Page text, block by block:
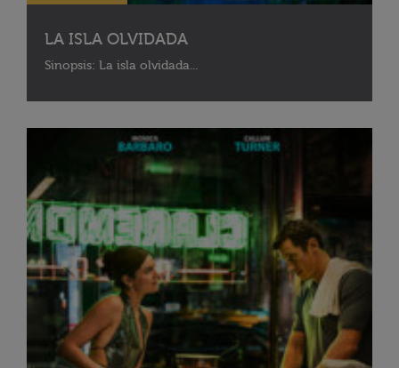
LA ISLA OLVIDADA
Sinopsis: La isla olvidada...